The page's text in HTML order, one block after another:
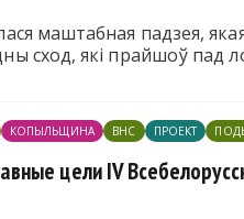
маштабная падзея,
сход, які прайшоў пад
КОПЫЛЬЩИНА ВНС ПРОЕКТ
цели IV